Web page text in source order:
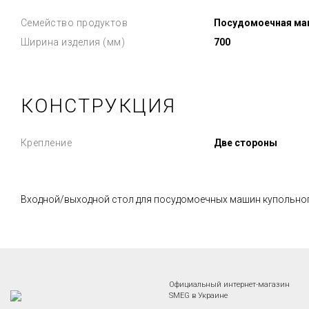
Семейство продуктов
Посудомоечная
Ширина изделия (мм)
700
КОНСТРУКЦИЯ
Крепление Две стороны
Входной/выходной стол для посудомоечных машин
Официальный интернет-магазин
SMEG в Украине